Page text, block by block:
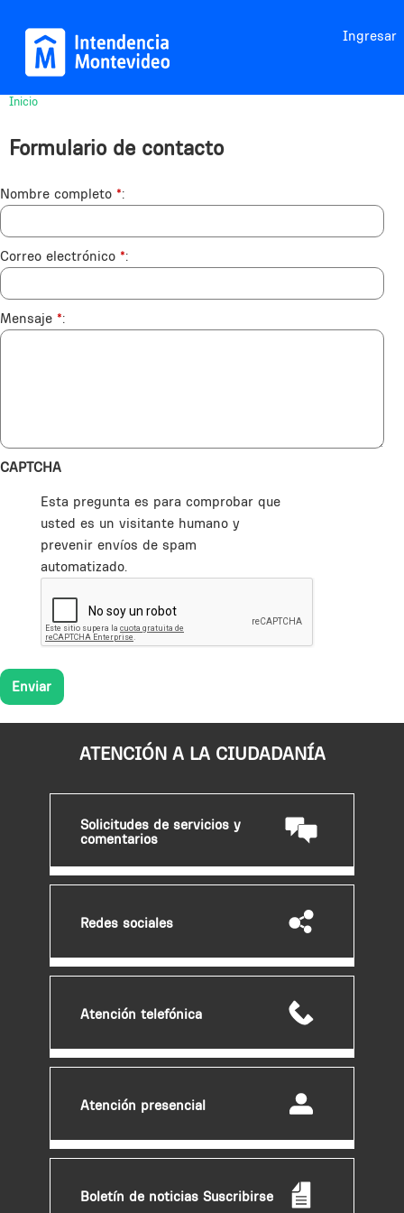
Ingresar
está
Inicio
Formulario de contacto
Nombre completo *
Correo electrónico *
Mensaje *
CAPTCHA
Esta pregunta es para comprobar que
usted es un visitante humano y
prevenir envíos de spam
automatizado.
ATENCIÓN A LA CIUDADANÍA
Solicitudes de servicios y
comentarios
Redes sociales
Atención telefónica
Atención presencial
Boletín de noticias Suscribirse